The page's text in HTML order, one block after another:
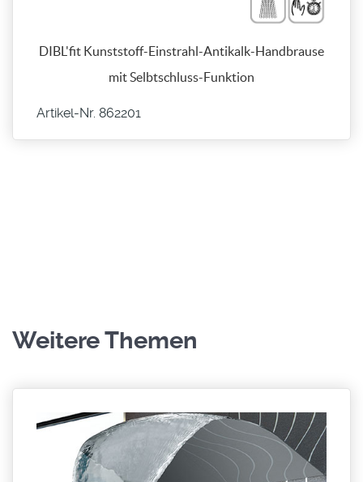
DIBL'fit Kunststoff-Einstrahl-Antikalk-Handbrause
mit Selbtschluss-Funktion
Artikel-Nr. 862201
Weitere Themen